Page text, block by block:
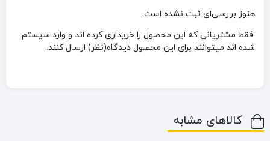
هنوز بررسی‌ای ثبت نشده است.
.فقط مشتریانی که این محصول را خریداری کرده اند و وارد سیستم
شده اند میتوانند برای این محصول دیدگاه(نظر) ارسال کنند.
کالاهای مشابه